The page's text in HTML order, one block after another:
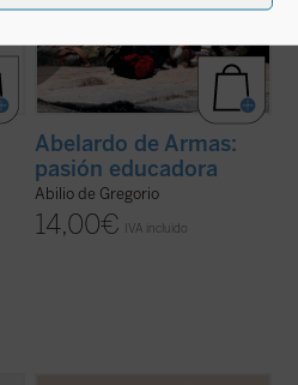
Abelardo de Armas:
pasión educadora
Abilio de Gregorio
14,00€ IVA incluido